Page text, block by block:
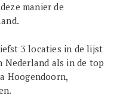
manier de
3 locaties in de lijst
Nederland als in de top
Hoogendoorn,